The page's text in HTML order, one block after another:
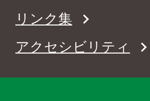
リンク集
アクセシビリティ